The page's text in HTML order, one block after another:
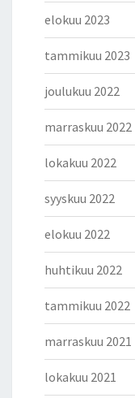
elokuu 2023
tammikuu 2023
joulukuu 2022
marraskuu 2022
lokakuu 2022
syyskuu 2022
elokuu 2022
huhtikuu 2022
tammikuu 2022
marraskuu 2021
lokakuu 2021